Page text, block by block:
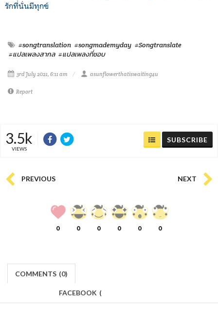
รักที่นั่นมีทุกข์
#songtranslation #songmademyday #Songtranslate
#แปลเพลงสากล #แปลเพลงที่ชอบ
3rd July 2021, 6:11 am asunflowerthatiswaiting4u
Report
3.5k
VIEWS
SUBSCRIBE
PREVIOUS NEXT
0 0 0 0 0 0
COMMENTS (0)
FACEBOOK (